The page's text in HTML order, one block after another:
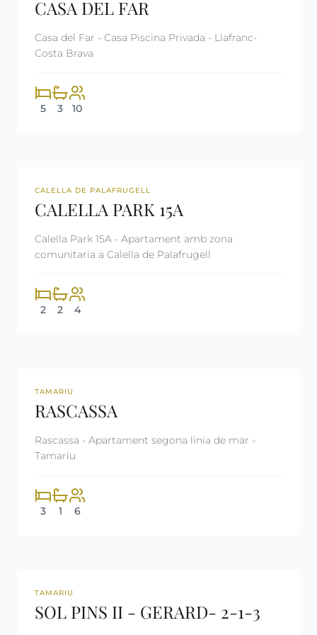
CASA DEL FAR
Casa del Far - Casa Piscina Privada - Llafranc-
Costa Brava
5 3 10
REF: CM2026 LLOGAT
CALELLA DE PALAFRUGELL
CALELLA PARK 15A
Calella Park 15A - Apartament amb zona
comunitaria a Calella de Palafrugell
2 2 4
REF: CM2354
TAMARIU
RASCASSA
Rascassa - Apartament segona linia de mar -
Tamariu
3 1 6
REF: CM2379
TAMARIU
SOL PINS II - GERARD- 2-1-3